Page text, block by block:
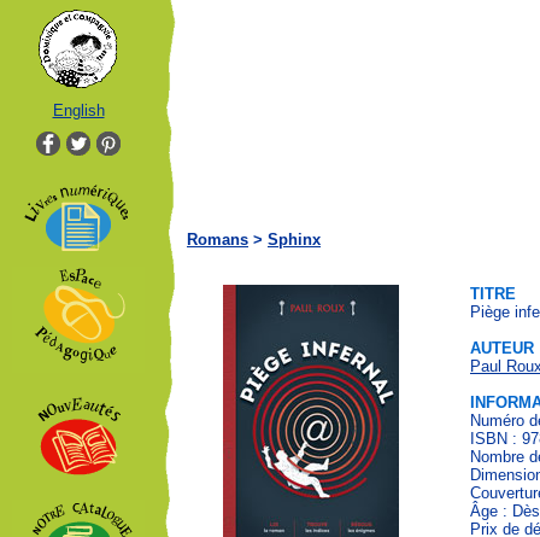
English
Romans > Sphinx
TITRE
Piège
AUTEUR
Paul
Numéro
ISBN :
Nombre
Âge :
Prix de